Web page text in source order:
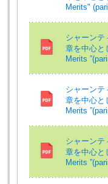
Merits"
シャーン
章を中心と
Merits
シャーン
章を中心と
Merits
シャーンテ
章を中心と
Merits